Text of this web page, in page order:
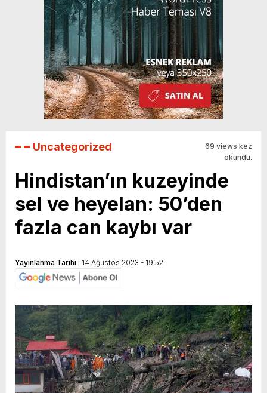
Uncategorized
69 views kez
okundu.
Hindistan’ın kuzeyinde
sel ve heyelan: 50’den
fazla can kaybı var
Yayınlanma Tarihi : 14 Ağustos 2023 - 19:52